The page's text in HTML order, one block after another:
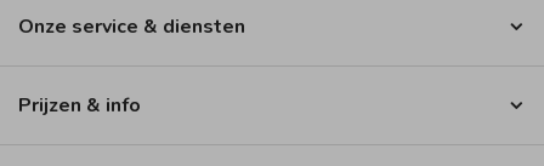
Onze service & diensten
Prijzen & info